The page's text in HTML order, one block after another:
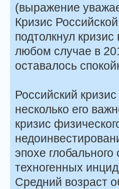
(выражение
Кризис
подтолкнул
любом случае в
оставалось
Российский
несколько его
кризис
эпохе
техногенных
Средний возраст